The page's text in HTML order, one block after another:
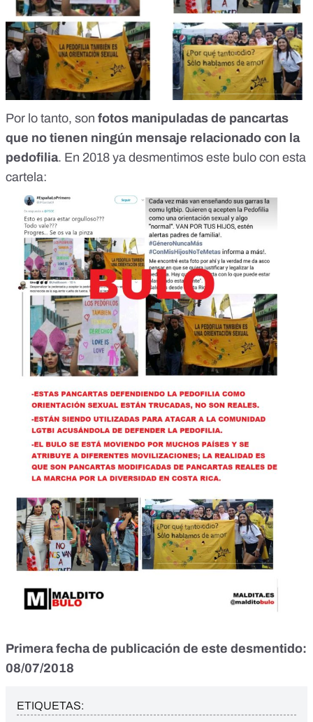
Por lo tanto, son fotos manipuladas de pancartas
que no tienen ningún mensaje relacionado con la
pedofilia. En 2018 ya desmentimos este bulo con esta
cartela:
Primera fecha de publicación de este desmentido:
08/07/2018
ETIQUETAS: